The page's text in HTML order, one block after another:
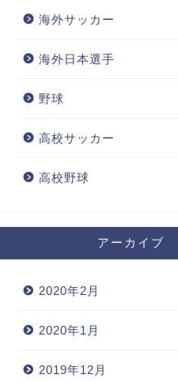
海外サッカー
海外日本選手
野球
高校サッカー
高校野球
アーカイブ
2020年2月
2020年1月
2019年12月